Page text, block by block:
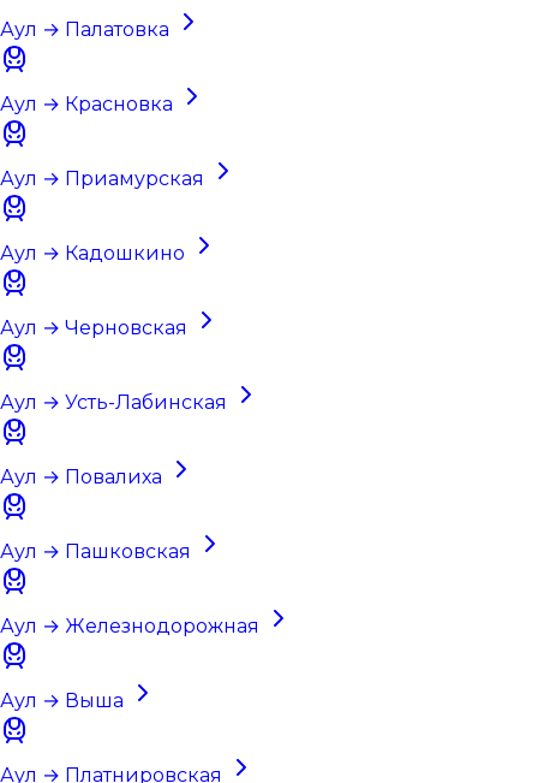
Аул → Палатовка
Аул → Красновка
Аул → Приамурская
Аул → Кадошкино
Аул → Черновская
Аул → Усть-Лабинская
Аул → Повалиха
Аул → Пашковская
Аул → Железнодорожная
Аул → Выша
Аул → Платнировская